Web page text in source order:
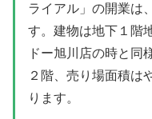
ライアル」の開業は
す。建物は地下１階
ドー旭川店の時と同
２階、売り場面積は
ります。